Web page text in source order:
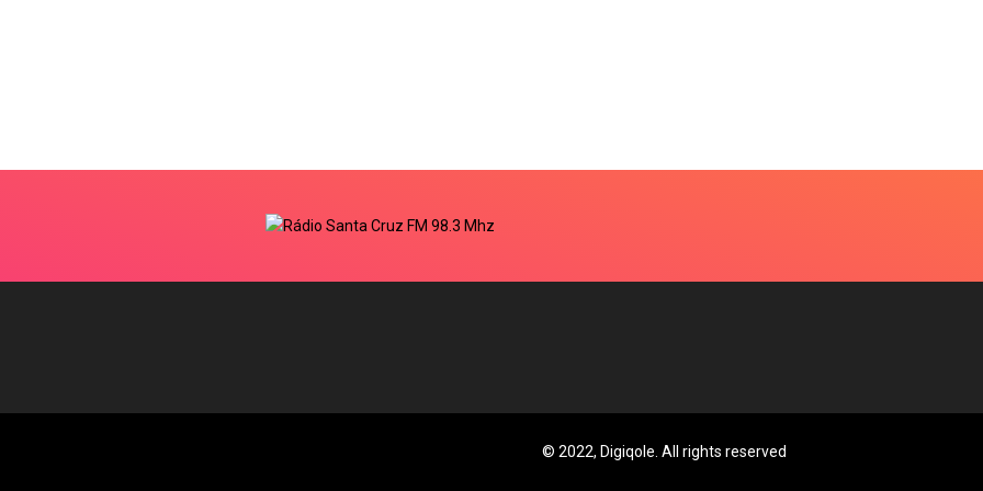
© 2022, Digiqole. All rights reserved